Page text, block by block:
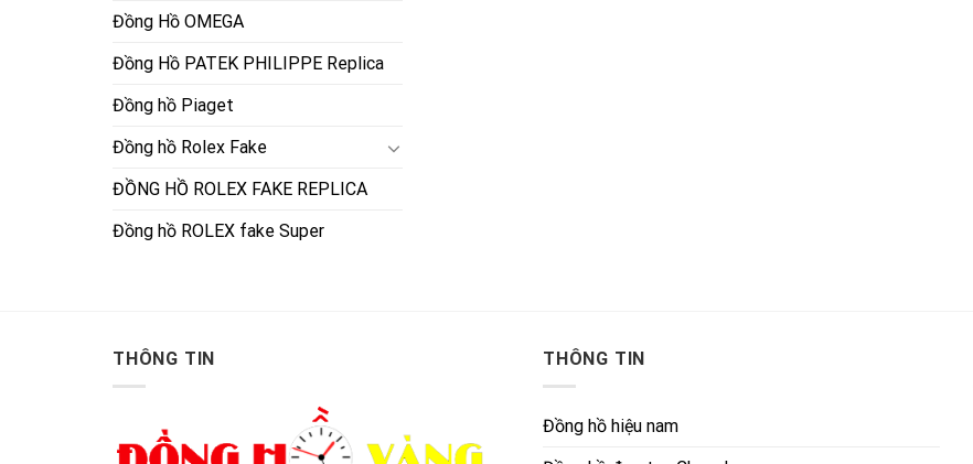
Đồng Hồ OMEGA
Đồng Hồ PATEK PHILIPPE Replica
Đồng hồ Piaget
Đồng hồ Rolex Fake
ĐỒNG HỒ ROLEX FAKE REPLICA
Đồng hồ ROLEX fake Super
THÔNG TIN THÔNG TIN
Đồng hồ hiệu nam